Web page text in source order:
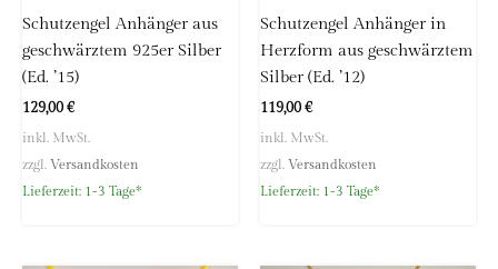
Schutzengel Anhänger aus
geschwärztem 925er Silber
(Ed. ’15)
129,00€
inkl. MwSt.
zzgl. Versandkosten
Lieferzeit: 1-3 Tage*
Schutzengel Anhänger in
Herzform aus geschwärztem
Silber (Ed. ’12)
119,00€
inkl. MwSt.
zzgl. Versandkosten
Lieferzeit: 1-3 Tage*